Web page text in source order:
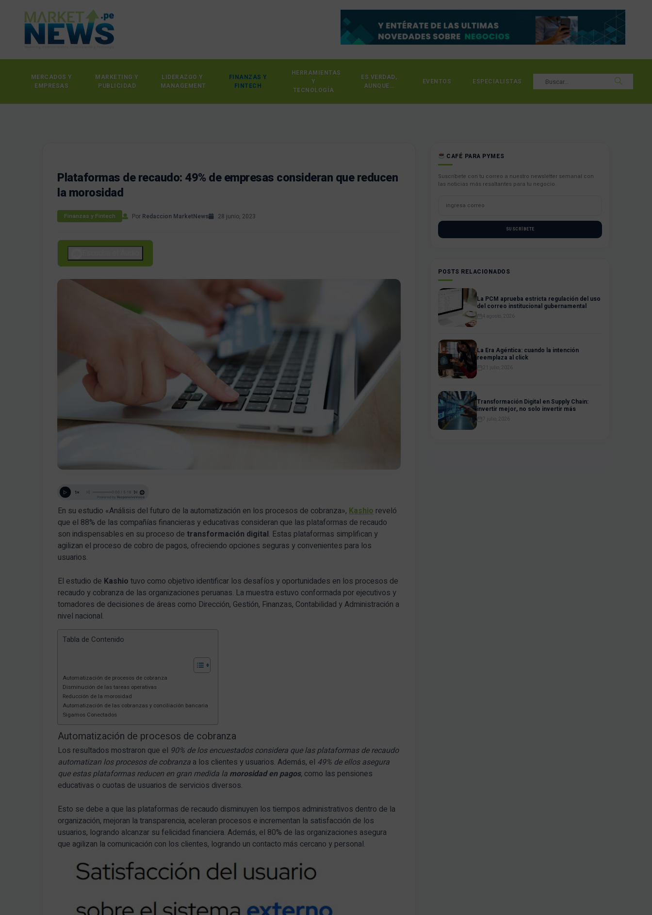
MERCADOS Y
EMPRESAS
MARKETING Y
PUBLICIDAD
LIDERAZGO Y
MANAGEMENT
FINANZAS Y
FINTECH
HERRAMIENTAS
Y
TECNOLOGÍA
ES VERDAD,
AUNQUE…
EVENTOS ESPECIALISTAS
Plataformas de recaudo: 49% de empresas consideran que reducen
la morosidad
Finanzas y Fintech Por Redaccion MarketNews 28 junio, 2023
En su estudio «Análisis del futuro de la automatización en los procesos de cobranza»,Kashio reveló
que el 88% de las compañías financieras y educativas consideran que las plataformas de recaudo
son indispensables en su proceso de transformación digital. Estas plataformas simplifican y
agilizan el proceso de cobro de pagos, ofreciendo opciones seguras y convenientes para los
usuarios.
El estudio de Kashio tuvo como objetivo identificar los desafíos y oportunidades en los procesos de
recaudo y cobranza de las organizaciones peruanas. La muestra estuvo conformada por ejecutivos y
tomadores de decisiones de áreas como Dirección, Gestión, Finanzas, Contabilidad y Administración a
nivel nacional.
Tabla de Contenido
Automatización de procesos de cobranza
Disminución de las tareas operativas
Reducción de la morosidad
Automatización de las cobranzas y conciliación bancaria
Sigamos Conectados
Automatización de procesos de cobranza
Los resultados mostraron que el 90% de los encuestados considera que las plataformas de recaudo
automatizan los procesos de cobranza a los clientes y usuarios. Además, el 49% de ellos asegura
que estas plataformas reducen en gran medida la morosidad en pagos, como las pensiones
educativas o cuotas de usuarios de servicios diversos.
Esto se debe a que las plataformas de recaudo disminuyen los tiempos administrativos dentro de la
organización, mejoran la transparencia, aceleran procesos e incrementan la satisfacción de los
usuarios, logrando alcanzar su felicidad financiera. Además, el 80% de las organizaciones asegura
que agilizan la comunicación con los clientes, logrando un contacto más cercano y personal.
CAFÉ PARA PYMES
Suscríbete con tu correo a nuestro newsletter semanal con
las noticias más resaltantes para tu negocio.
SUSCRÍBETE
POSTS RELACIONADOS
La PCM aprueba estricta regulación del uso
del correo institucional gubernamental
4 agosto, 2026
La Era Agéntica: cuando la intención
reemplaza al click
21 julio, 2026
Transformación Digital en Supply Chain:
invertir mejor, no solo invertir más
7 julio, 2026